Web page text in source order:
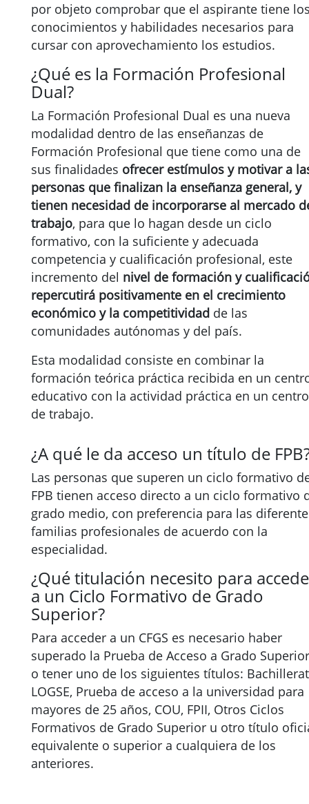
por objeto comprobar que el aspirante tiene
conocimientos y habilidades necesarios para
cursar con aprovechamiento los estudios.
¿Qué es la Formación Profesional
Dual?
La Formación Profesional Dual es una nueva
modalidad dentro de las enseñanzas de
Formación Profesional que tiene como una de
sus finalidades ofrecer estímulos y motivar a
personas que finalizan la enseñanza general, y
tienen necesidad de incorporarse al mercado
trabajo, para que lo hagan desde un ciclo
formativo, con la suficiente y adecuada
competencia y cualificación profesional, este
incremento del nivel de formación y
repercutirá positivamente en el crecimiento
económico y la competitividad de las
comunidades autónomas y del país.
Esta modalidad consiste en combinar la
formación teórica práctica recibida en un
educativo con la actividad práctica en un centro
de trabajo.
¿A qué le da acceso un título de
Las personas que superen un ciclo formativo
FPB tienen acceso directo a un ciclo formativo
grado medio, con preferencia para las
familias profesionales de acuerdo con la
especialidad.
¿Qué titulación necesito para
a un Ciclo Formativo de Grado
Superior?
Para acceder a un CFGS es necesario haber
superado la Prueba de Acceso a Grado Superior
o tener uno de los siguientes títulos:
LOGSE, Prueba de acceso a la universidad para
mayores de 25 años, COU, FPII, Otros Ciclos
Formativos de Grado Superior u otro título
equivalente o superior a cualquiera de los
anteriores.